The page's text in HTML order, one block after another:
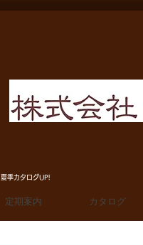
夏季カタログUP!
定期案内 カタログ